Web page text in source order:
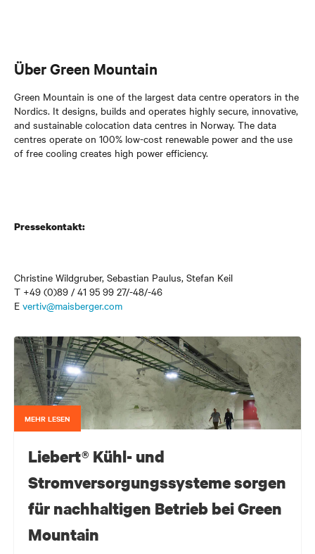
Über Green Mountain
Green Mountain is one of the largest data centre operators in the
Nordics. It designs, builds and operates highly secure, innovative,
and sustainable colocation data centres in Norway. The data
centres operate on 100% low-cost renewable power and the use
of free cooling creates high power efficiency.
Pressekontakt:
Christine Wildgruber, Sebastian Paulus, Stefan Keil
T +49 (0)89 / 41 95 99 27/-48/-46
E vertiv@maisberger.com
MEHR LESEN
Liebert® Kühl- und
Stromversorgungssysteme sorgen
für nachhaltigen Betrieb bei Green
Mountain